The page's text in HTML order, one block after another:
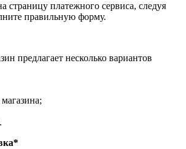
страницу платежного сервиса, следуя
правильную форму.
предлагает несколько вариантов